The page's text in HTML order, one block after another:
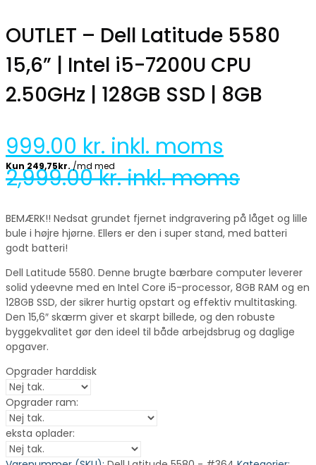
OUTLET – Dell Latitude 5580
15,6” | Intel i5-7200U CPU
2.50GHz | 128GB SSD | 8GB
999.00 kr. inkl. moms
2,999.00kr. inkl. moms
BEMÆRK!! Nedsat grundet fjernet indgravering på låget og lille
bule i højre hjørne. Ellers er den i super stand, med batteri
godt batteri!
Dell Latitude 5580. Denne brugte bærbare computer leverer
solid ydeevne med en Intel Core i5-processor, 8GB RAM og en
128GB SSD, der sikrer hurtig opstart og effektiv multitasking.
Den 15,6″ skærm giver et skarpt billede, og den robuste
byggekvalitet gør den ideel til både arbejdsbrug og daglige
opgaver.
Opgrader harddisk
Opgrader ram:
eksta oplader: